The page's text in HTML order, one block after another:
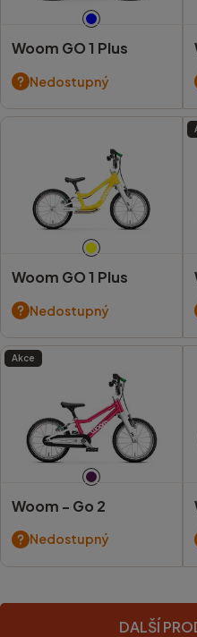
Woom GO 1 Plus
Nedostupný
Woom GO 1 Plus
Nedostupný
Akce
Woom - Go 2
Nedostupný
DALŠÍ